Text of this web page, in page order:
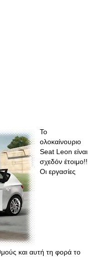
Το
ολοκαίνουριο
Seat Leon είναι
σχεδόν έτοιμο!!
Οι εργασίες
και αυτή τη φορά το